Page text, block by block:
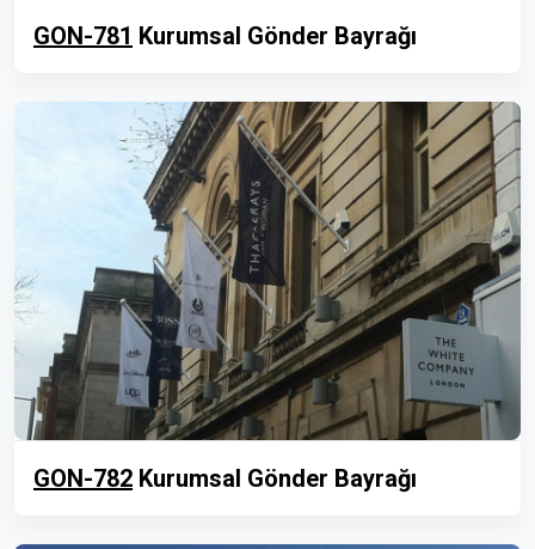
GON-781 Kurumsal Gönder Bayrağı
GON-782 Kurumsal Gönder Bayrağı